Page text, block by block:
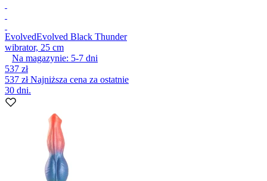
EvolvedEvolved Black Thunder
wibrator, 25 cm
Na magazynie: 5-7 dni
537 zł
537 złNajniższa cena za ostatnie
30 dni.